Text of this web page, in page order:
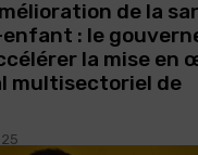
de la
: le
la mise en
multisectoriel de